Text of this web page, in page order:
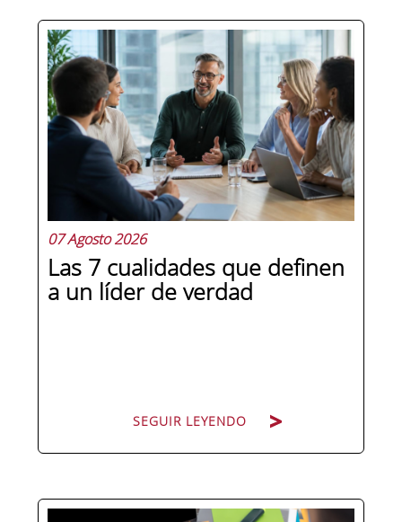
07 Agosto 2026
Las 7 cualidades que definen
a un líder de verdad
SEGUIR LEYENDO
Hay personas que ocupan puestos de